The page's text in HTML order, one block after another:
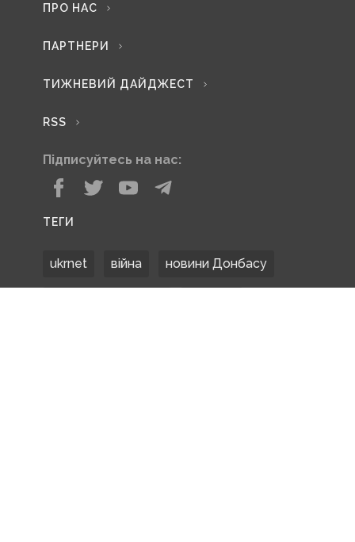
ПРО НАС
ПАРТНЕРИ
ТИЖНЕВИЙ ДАЙДЖЕСТ
RSS
Підписуйтесь на нас:
ТЕГИ
ukrnet війна новини Донбасу